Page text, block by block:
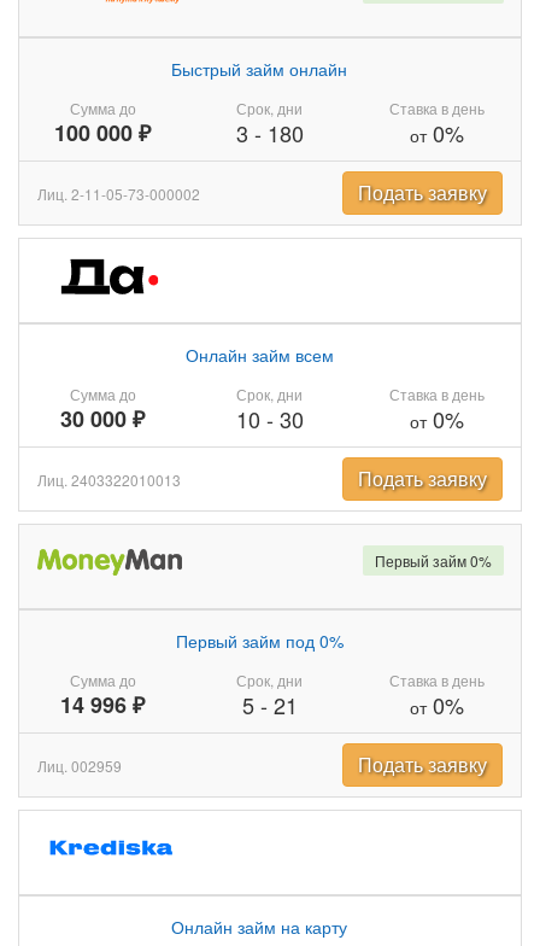
Сумма до
100 000 ₽
Быстрый займ онлайн
Срок, дни
3 - 180
Ставка в день
от0%
Лиц. 2-11-05-73-000002 Подать заявку
Сумма до
30 000 ₽
Онлайн займ всем
Срок, дни
10 - 30
Ставка в день
от0%
Лиц. 2403322010013 Подать заявку
Сумма до
14 996 ₽
Первый займ под 0%
Срок, дни
5- 21
Ставка в день
от0%
Первый займ 0%
Лиц. 002959 Подать заявку
Онлайн займ на карту